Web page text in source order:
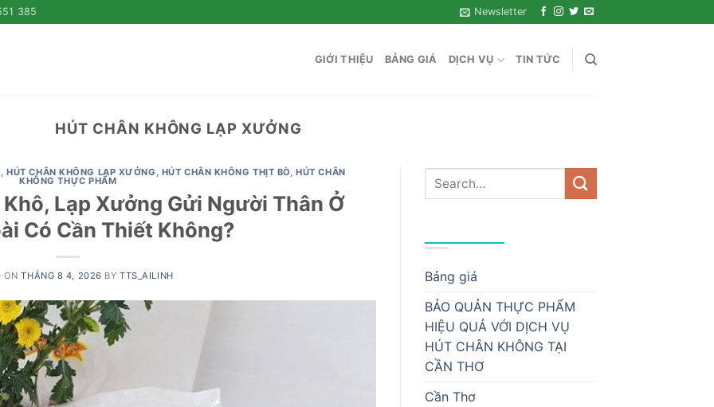
385 Newsletter
GIỚI THIỆU BẢNG GIÁ DỊCH VỤ TIN TỨC
HÚT CHÂN KHÔNG LẠP XƯỞNG
,HÚT CHÂN KHÔNG LẠP XƯỞNG , HÚT CHÂN KHÔNG THỊT BÒ,HÚT CHÂN
KHÔNG THỰC PHẨM
Lạp Xưởng Gửi Người Thân Ở
Có Cần Thiết Không?
ONTHÁNG 8 4, 2026 BYTTS_AILINH
Bảng giá
BẢO QUẢN THỰC PHẨM
HIỆU QUẢ VỚI DỊCH VỤ
HÚT CHÂN KHÔNG TẠI
CẦN THƠ
Cần Thơ